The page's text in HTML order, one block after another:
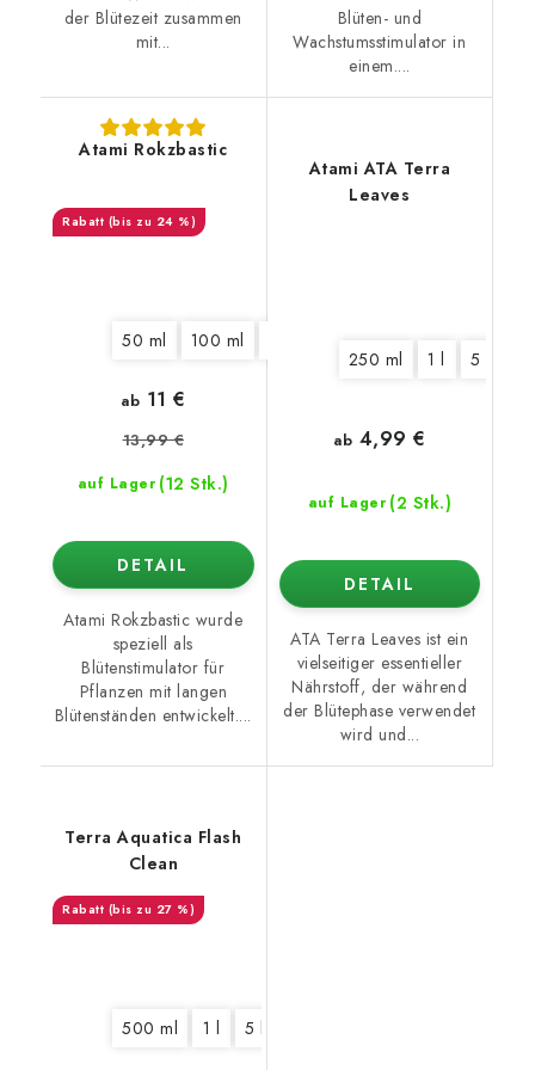
der Blütezeit zusammen
mit...
Blüten- und
Wachstumsstimulator in
einem....
Atami Rokzbastic
(bis zu 24 %)
50 ml 100 ml
auf Lager (12 Stk.)
ab 11 €
13,99 €
DETAIL
Atami Rokzbastic wurde
speziell als
Blütenstimulator für
Pflanzen mit langen
Blütenständen entwickelt....
Atami ATA Terra
Leaves
250 ml 1 l 5 l
auf Lager (2 Stk.)
ab 4,99 €
DETAIL
ATA Terra Leaves ist ein
vielseitiger essentieller
Nährstoff, der während
der Blütephase verwendet
wird und...
Terra Aquatica Flash
Clean
(bis zu 27 %)
500 ml 1 l 5 l